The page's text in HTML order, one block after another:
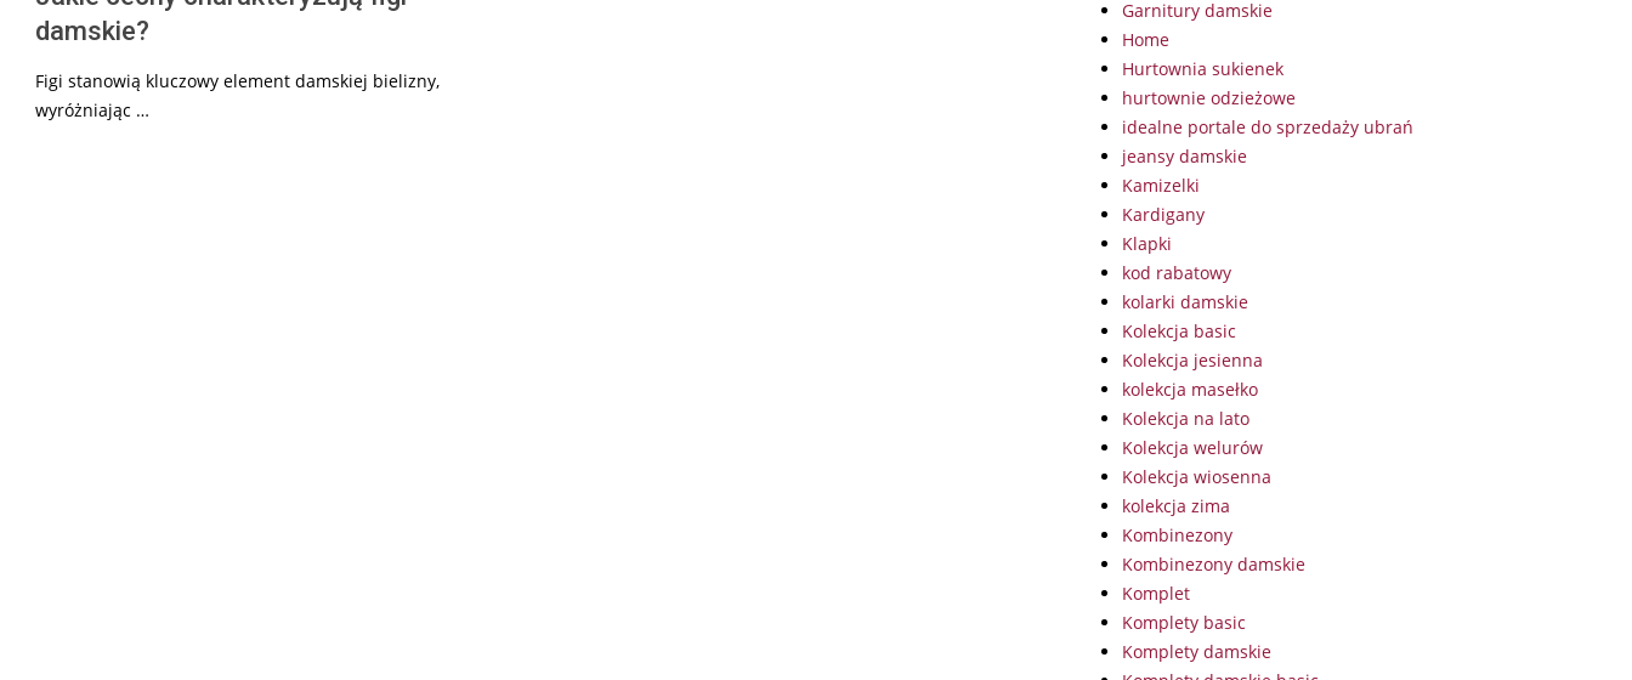
damskie?
Figi stanowią kluczowy element damskiej bielizny,
wyróżniając …
Garnitury damskie
Home
Hurtownia sukienek
hurtownie odzieżowe
idealne portale do sprzedaży ubrań
jeansy damskie
Kamizelki
Kardigany
Klapki
kod rabatowy
kolarki damskie
Kolekcja basic
Kolekcja jesienna
kolekcja masełko
Kolekcja na lato
Kolekcja welurów
Kolekcja wiosenna
kolekcja zima
Kombinezony
Kombinezony damskie
Komplet
Komplety basic
Komplety damskie